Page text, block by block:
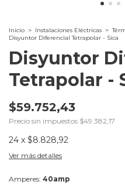
Inicio > Instalaciones Eléctricas >
Disyuntor Diferencial Tetrapolar - Sica
Disyuntor
Tetrapolar -
$59.752,43
Precio sin impuestos $49.382,17
24 x $8.828,92
Ver más detalles
Amperes: 40amp